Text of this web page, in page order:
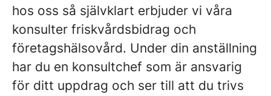
hos oss så självklart erbjuder vi våra
konsulter friskvårdsbidrag och
företagshälsovård. Under din anställning
har du en konsultchef som är ansvarig
för ditt uppdrag och ser till att du trivs